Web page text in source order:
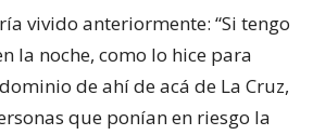
vivido anteriormente: “Si tengo
la noche, como lo hice para
de ahí de acá de La Cruz,
que ponían en riesgo la